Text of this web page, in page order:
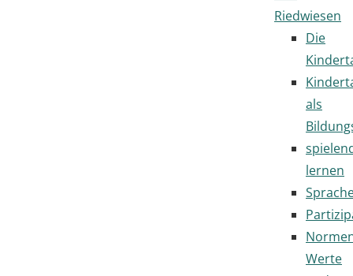
Riedwiesen
Die
als
lernen
Werte